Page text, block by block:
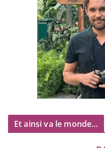
Et ainsi va le monde…